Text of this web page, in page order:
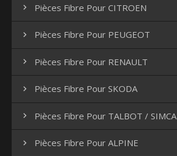
 Pièces Fibre Pour CITROEN
 Pièces Fibre Pour PEUGEOT
 Pièces Fibre Pour RENAULT
 Pièces Fibre Pour SKODA
 Pièces Fibre Pour TALBOT / SIMCA
 Pièces Fibre Pour ALPINE